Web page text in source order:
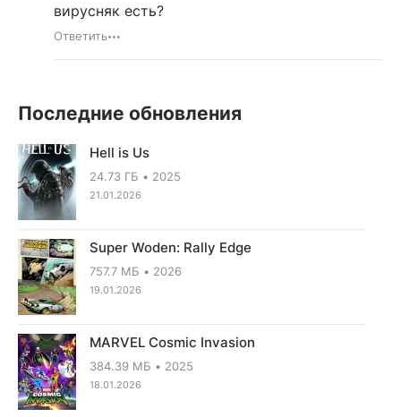
вирусняк есть?
Ответить
Последние обновления
Hell is Us
24.73 ГБ 2025
21.01.2026
Super Woden: Rally Edge
757.7 МБ 2026
19.01.2026
MARVEL Cosmic Invasion
384.39 МБ 2025
18.01.2026